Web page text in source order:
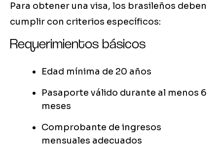
Para obtener una visa, los brasileños deben
cumplir con criterios específicos:
Requerimientos básicos
Edad mínima de 20 años
Pasaporte válido durante al menos 6
meses
Comprobante de ingresos
mensuales adecuados